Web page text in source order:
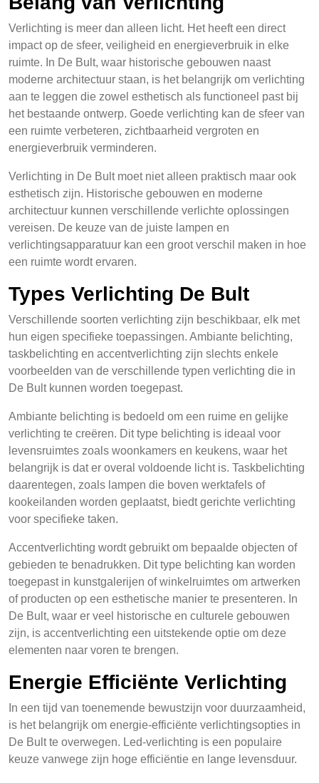
Verlichting is meer dan alleen licht. Het heeft een direct
impact op de sfeer, veiligheid en energieverbruik in elke
ruimte. In De Bult, waar historische gebouwen naast
moderne architectuur staan, is het belangrijk om verlichting
aan te leggen die zowel esthetisch als functioneel past bij
het bestaande ontwerp. Goede verlichting kan de sfeer van
een ruimte verbeteren, zichtbaarheid vergroten en
energieverbruik verminderen.
Verlichting in De Bult moet niet alleen praktisch maar ook
esthetisch zijn. Historische gebouwen en moderne
architectuur kunnen verschillende verlichte oplossingen
vereisen. De keuze van de juiste lampen en
verlichtingsapparatuur kan een groot verschil maken in hoe
een ruimte wordt ervaren.
Types Verlichting De Bult
Verschillende soorten verlichting zijn beschikbaar, elk met
hun eigen specifieke toepassingen. Ambiante belichting,
taskbelichting en accentverlichting zijn slechts enkele
voorbeelden van de verschillende typen verlichting die in
De Bult kunnen worden toegepast.
Ambiante belichting is bedoeld om een ruime en gelijke
verlichting te creëren. Dit type belichting is ideaal voor
levensruimtes zoals woonkamers en keukens, waar het
belangrijk is dat er overal voldoende licht is. Taskbelichting
daarentegen, zoals lampen die boven werktafels of
kookeilanden worden geplaatst, biedt gerichte verlichting
voor specifieke taken.
Accentverlichting wordt gebruikt om bepaalde objecten of
gebieden te benadrukken. Dit type belichting kan worden
toegepast in kunstgalerijen of winkelruimtes om artwerken
of producten op een esthetische manier te presenteren. In
De Bult, waar er veel historische en culturele gebouwen
zijn, is accentverlichting een uitstekende optie om deze
elementen naar voren te brengen.
Energie Efficiënte Verlichting
In een tijd van toenemende bewustzijn voor duurzaamheid,
is het belangrijk om energie-efficiënte verlichtingsopties in
De Bult te overwegen. Led-verlichting is een populaire
keuze vanwege zijn hoge efficiëntie en lange levensduur.